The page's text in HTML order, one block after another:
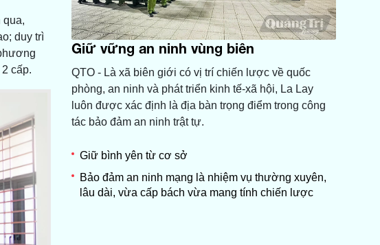
qua,
duy trì
cấp.
Giữ vững an ninh vùng biên
QTO - Là xã biên giới có vị trí chiến lược về quốc
phòng, an ninh và phát triển kinh tế-xã hội, La Lay
luôn được xác định là địa bàn trọng điểm trong công
tác bảo đảm an ninh trật tự.
Giữ bình yên từ cơ sở
Bảo đảm an ninh mạng là nhiệm vụ thường xuyên,
lâu dài, vừa cấp bách vừa mang tính chiến lược